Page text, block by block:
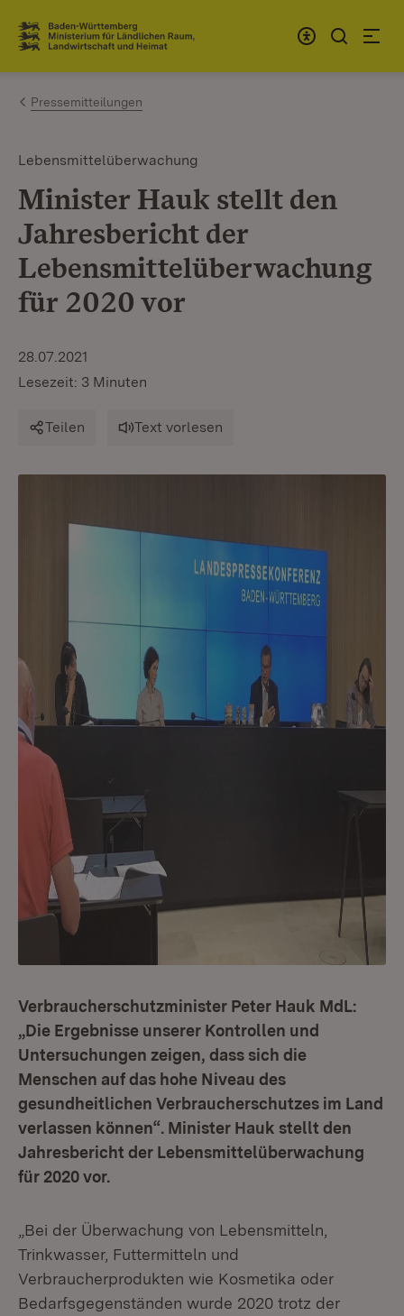
Zum Inhalt springen
Link zur Startseite
Pressemitteilungen
Lebensmittelüberwachung
Minister Hauk stellt den
Jahresbericht der
Lebensmittelüberwachung
für 2020 vor
28.07.2021
Lesezeit: 3 Minuten
Teilen Text vorlesen
Verbraucherschutzminister Peter Hauk MdL:
„Die Ergebnisse unserer Kontrollen und
Untersuchungen zeigen, dass sich die
Menschen auf das hohe Niveau des
gesundheitlichen Verbraucherschutzes im Land
verlassen können“. Minister Hauk stellt den
Jahresbericht der Lebensmittelüberwachung
für 2020 vor.
„Bei der Überwachung von Lebensmitteln,
Trinkwasser, Futtermitteln und
Verbraucherprodukten wie Kosmetika oder
Bedarfsgegenständen wurde 2020 trotz der